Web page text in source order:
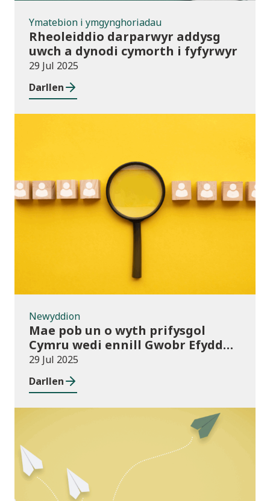
Ymatebion i ymgynghoriadau
Rheoleiddio darparwyr addysg
uwch a dynodi cymorth i fyfyrwyr
29 Jul 2025
Darllen
Newyddion
Newyddion
Mae pob un o wyth prifysgol
Cymru wedi ennill Gwobr Efydd
Cydraddoldeb Hiliol
29 Jul 2025
Darllen